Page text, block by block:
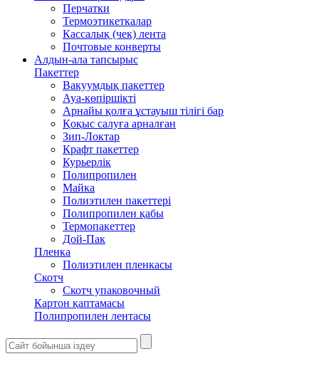
Перчатки
Термоэтикеткалар
Кассалық (чек) лента
Почтовые конверты
Алдын-ала тапсырыс
Пакеттер
Вакуумдық пакеттер
Ауа-көпіршікті
Арнайы қолға ұстауыш тілігі бар
Қоқыс салуға арналған
Зип-Локтар
Крафт пакеттер
Курьерлік
Полипропилен
Майка
Полиэтилен пакеттері
Полипропилен қабы
Термопакеттер
Дой-Пак
Пленка
Полиэтилен пленкасы
Скотч
Скотч упаковочный
Картон қаптамасы
Полипропилен лентасы